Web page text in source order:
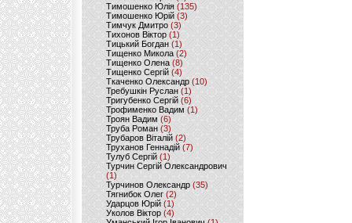
Тимошенко Юлія (135)
Тимошенко Юрій(3)
Тимчук Дмитро (3)
Тихонов Віктор (1)
Тицький Богдан (1)
Тищенко Микола (2)
Тищенко Олена (8)
Тищенко Сергій (4)
Ткаченко Олександр (10)
Требушкін Руслан (1)
Тригубенко Сергій(6)
Трофименко Вадим (1)
Троян Вадим (6)
Труба Роман(3)
Трубаров Віталій (2)
Труханов Геннадій (7)
Тулуб Сергій(1)
Турчин Сергій Олександрович
(1)
Турчинов Олександр(35)
Тягнибок Олег (2)
Ударцов Юрій (1)
Уколов Віктор(4)